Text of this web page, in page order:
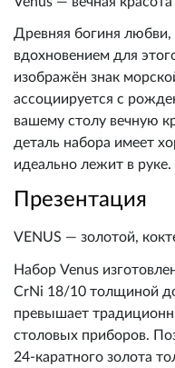
Древняя богиня
вдохновением для
изображён знак
ассоциируется с
вашему столу вечную
деталь набора имеет
идеально лежит в руке.
Презентация
VENUS — золотой,
Набор Venus
CrNi 18/10 толщиной
превышает
столовых приборов.
24-каратного золота